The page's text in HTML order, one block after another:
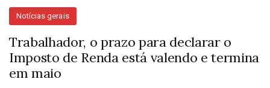
Notícias gerais
Trabalhador, o prazo para declarar o
Imposto de Renda está valendo e termina
em maio